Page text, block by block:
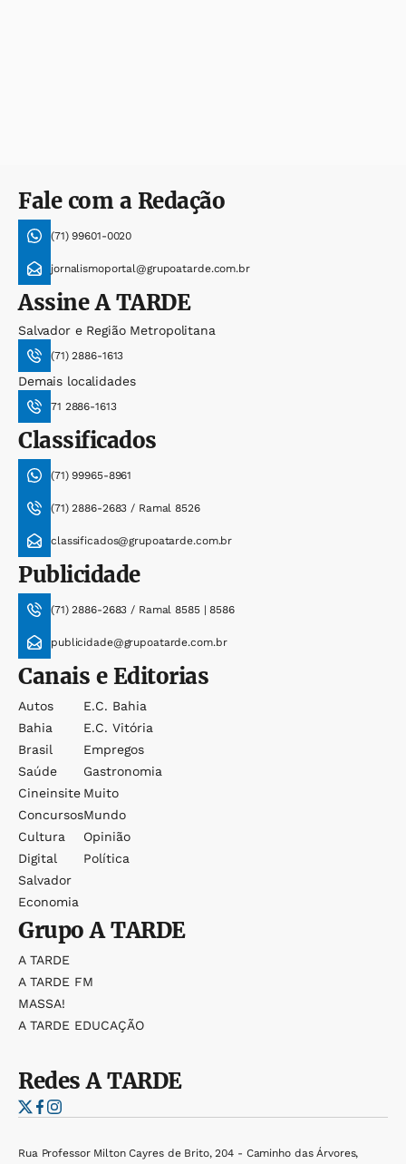
Fale com a Redação
(71) 99601-0020
jornalismoportal@grupoatarde.com.br
AssineA TARDE
Salvador e Região Metropolitana
(71) 2886-1613
Demais localidades
71 2886-1613
Classificados
(71) 99965-8961
(71) 2886-2683 / Ramal 8526
classificados@grupoatarde.com.br
Publicidade
(71) 2886-2683 / Ramal 8585 | 8586
publicidade@grupoatarde.com.br
Canais e Editorias
Autos
Bahia
Brasil
Saúde
Cineinsite
Concursos
Cultura
Digital
Salvador
Economia
E.c. Bahia
E.c. Vitória
Empregos
Gastronomia
Muito
Mundo
Opinião
Política
GrupoA TARDE
A TARDE
A TARDE FM
MASSA!
A TARDE EDUCAÇÃO
RedesA TARDE
Rua Professor Milton Cayres de Brito, 204 - Caminho das Árvores,